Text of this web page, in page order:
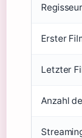
Erster
Letzter
Anzahl